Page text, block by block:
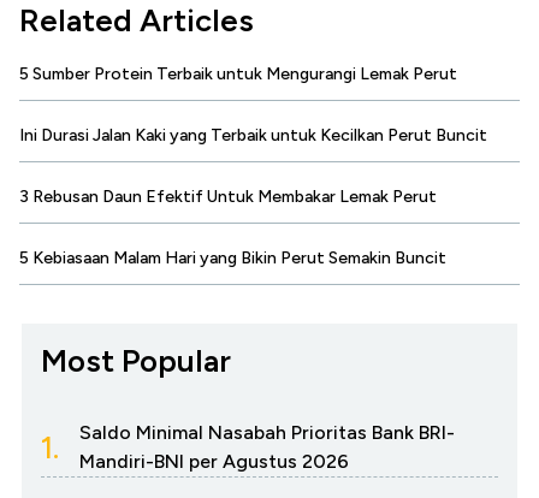
Related Articles
5 Sumber Protein Terbaik untuk Mengurangi Lemak Perut
Ini Durasi Jalan Kaki yang Terbaik untuk Kecilkan Perut Buncit
3 Rebusan Daun Efektif Untuk Membakar Lemak Perut
5 Kebiasaan Malam Hari yang Bikin Perut Semakin Buncit
Most Popular
1.
Saldo Minimal Nasabah Prioritas Bank BRI-
Mandiri-BNI per Agustus 2026